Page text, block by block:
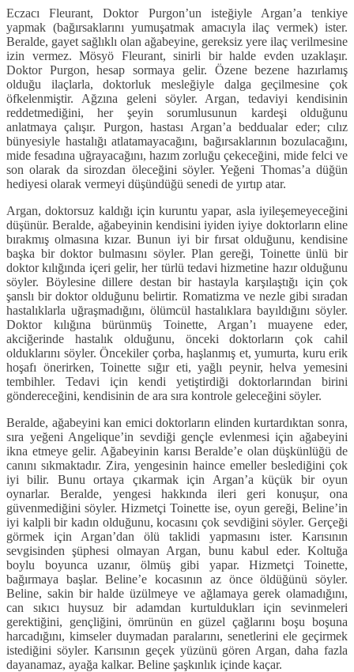
Eczacı Fleurant, Doktor Purgon’un isteğiyle Argan’a tenkiye
yapmak (bağırsaklarını yumuşatmak amacıyla ilaç vermek) ister.
Beralde, gayet sağlıklı olan ağabeyine, gereksiz yere ilaç verilmesine
izin vermez. Mösyö Fleurant, sinirli bir halde evden uzaklaşır.
Doktor Purgon, hesap sormaya gelir. Özene bezene hazırlamış
olduğu ilaçlarla, doktorluk mesleğiyle dalga geçilmesine çok
öfkelenmiştir. Ağzına geleni söyler. Argan, tedaviyi kendisinin
reddetmediğini, her şeyin sorumlusunun kardeşi olduğunu
anlatmaya çalışır. Purgon, hastası Argan’a beddualar eder; cılız
bünyesiyle hastalığı atlatamayacağını, bağırsaklarının bozulacağını,
mide fesadına uğrayacağını, hazım zorluğu çekeceğini, mide felci ve
son olarak da sirozdan öleceğini söyler. Yeğeni Thomas’a düğün
hediyesi olarak vermeyi düşündüğü senedi de yırtıp atar.
Argan, doktorsuz kaldığı için kuruntu yapar, asla iyileşemeyeceğini
düşünür. Beralde, ağabeyinin kendisini iyiden iyiye doktorların eline
bırakmış olmasına kızar. Bunun iyi bir fırsat olduğunu, kendisine
başka bir doktor bulmasını söyler. Plan gereği, Toinette ünlü bir
doktor kılığında içeri gelir, her türlü tedavi hizmetine hazır olduğunu
söyler. Böylesine dillere destan bir hastayla karşılaştığı için çok
şanslı bir doktor olduğunu belirtir. Romatizma ve nezle gibi sıradan
hastalıklarla uğraşmadığını, ölümcül hastalıklara bayıldığını söyler.
Doktor kılığına bürünmüş Toinette, Argan’ı muayene eder,
akciğerinde hastalık olduğunu, önceki doktorların çok cahil
olduklarını söyler. Öncekiler çorba, haşlanmış et, yumurta, kuru erik
hoşafı önerirken, Toinette sığır eti, yağlı peynir, helva yemesini
tembihler. Tedavi için kendi yetiştirdiği doktorlarından birini
göndereceğini, kendisinin de ara sıra kontrole geleceğini söyler.
Beralde, ağabeyini kan emici doktorların elinden kurtardıktan sonra,
sıra yeğeni Angelique’in sevdiği gençle evlenmesi için ağabeyini
ikna etmeye gelir. Ağabeyinin karısı Beralde’e olan düşkünlüğü de
canını sıkmaktadır. Zira, yengesinin haince emeller beslediğini çok
iyi bilir. Bunu ortaya çıkarmak için Argan’a küçük bir oyun
oynarlar. Beralde, yengesi hakkında ileri geri konuşur, ona
güvenmediğini söyler. Hizmetçi Toinette ise, oyun gereği, Beline’in
iyi kalpli bir kadın olduğunu, kocasını çok sevdiğini söyler. Gerçeği
görmek için Argan’dan ölü taklidi yapmasını ister. Karısının
sevgisinden şüphesi olmayan Argan, bunu kabul eder. Koltuğa
boylu boyunca uzanır, ölmüş gibi yapar. Hizmetçi Toinette,
bağırmaya başlar. Beline’e kocasının az önce öldüğünü söyler.
Beline, sakin bir halde üzülmeye ve ağlamaya gerek olamadığını,
can sıkıcı huysuz bir adamdan kurtuldukları için sevinmeleri
gerektiğini, gençliğini, ömrünün en güzel çağlarını boşu boşuna
harcadığını, kimseler duymadan paralarını, senetlerini ele geçirmek
istediğini söyler. Karısının geçek yüzünü gören Argan, daha fazla
dayanamaz, ayağa kalkar. Beline şaşkınlık içinde kaçar.